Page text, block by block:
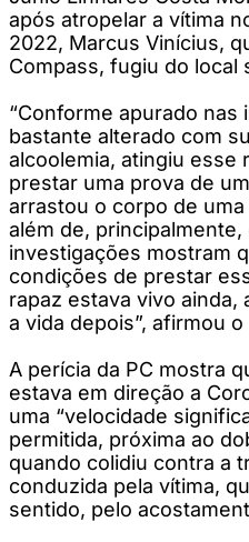
após atropelar a vítima
2022, Marcus Vinícius,
Compass, fugiu do local
“Conforme apurado nas
bastante alterado com
alcoolemia, atingiu esse
prestar uma prova de
arrastou o corpo de
além de,
investigações mostram
condições de prestar
rapaz estava vivo
a vida depois”, afirmou
A perícia da PC mostra
estava em direção a
uma “velocidade
permitida, próxima ao
quando colidiu contra a
conduzida pela vítima,
sentido, pelo